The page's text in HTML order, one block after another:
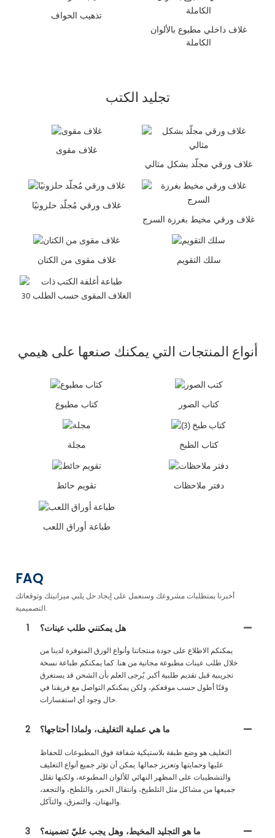
تذهيب الحواف
غلاف داخلي مطبوع بالألوان
الكاملة
تجليد الكتب
غلاف مقوى
غلاف ورقي مجلّد بشكل مثالي
غلاف ورقي مُجلّد حلزونيًا
غلاف ورقي مخيط بغرزة السرج
غلاف مقوى من الكتان سلك التقويم
أنواع المنتجات التي يمكنك صنعها على هيمي
كتاب مطبوع كتاب الصور
مجلة كتاب الطبخ
تقويم حائط دفتر ملاحظات
طباعة أوراق اللعب
FAQ
أخبرنا بمتطلبات مشروعك وسنعمل على إيجاد حل يلبي ميزانيتك وتوقعاتك
التصميمية.
1
هل يمكنني طلب عينات؟
يمكنكم الاطلاع على جودة منتجاتنا وأنواع الورق المتوفرة لدينا من
خلال طلب عينات مطبوعة مجانية من هنا. كما يمكنكم طباعة نسخة
تجريبية قبل تقديم طلبية أكبر. يُرجى العلم بأن الشحن قد يستغرق
وقتًا أطول حسب موقعكم، ولكن يمكنكم التواصل مع فريقنا في
حال وجود أي استفسارات.
2
ما هي عملية التغليف، ولماذا أحتاجها؟
التغليف هو وضع طبقة بلاستيكية شفافة فوق المطبوعات للحفاظ
عليها وحمايتها وتعزيز جمالها. يمكن أن تؤثر جميع أنواع التغليف
والتشطيبات على المظهر النهائي للألوان المطبوعة، ولكنها تقلل
جميعها من مشاكل مثل التلطيخ، وانتقال الحبر، والتلطخ، والتجعد،
والبهتان، والتمزق، والتآكل.
3
ما هو التجليد المخيط، وهل يجب عليّ تضمينه؟